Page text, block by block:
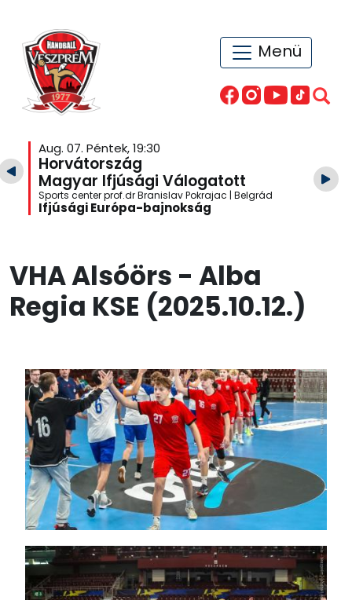
Menü
Aug. 07. Péntek, 19:30
Horvátország
Magyar Ifjúsági Válogatott
Sports center prof.dr Branislav Pokrajac | Belgrád
Ifjúsági Európa-bajnokság
VHA Alsóörs - Alba
Regia KSE (2025.10.12.)